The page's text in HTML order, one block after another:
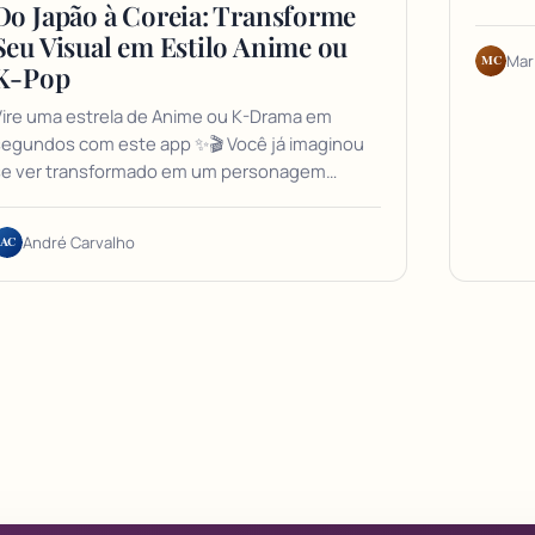
Japão à Coreia: Transforme
Visual em Estilo Anime ou
Pop
uma estrela de Anime ou K-Drama em
com este app ✨🎬 Você já imaginou
ver transformado em um personagem…
AC André Carvalho
MC